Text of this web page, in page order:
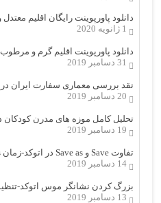
دانلود پاورپوینت رایگان اقلیم
1 ژانویه 2020
دانلود پاورپوینت اقلیم گرم و
31 دسامبر 2019
نقد بررسی معماری سفارت ایران در
20 دسامبر 2019
تحلیل کامل موزه های مدرن کودکان
19 دسامبر 2019
تفاوت Save و Save as در اتوکد-زمان autocad Save as
14 دسامبر 2019
بزرگ کردن نشانگر موس اتوکد-
13 دسامبر 2019